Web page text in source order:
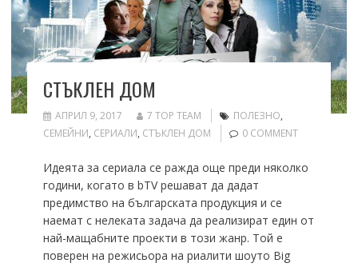
СТЪКЛЕН ДОМ
АПРИЛ 9, 2017 7 TOP TEAM ПОЛЕЗНО,
СЕМЕЙНИ, СЕРИАЛИ, СТЪКЛЕН ДОМ 0 COMMENT
Идеята за сериала се ражда още преди няколко
години, когато в bTV решават да дадат
предимство на българската продукция и се
наемат с нелеката задача да реализират един от
най-мащабните проекти в този жанр. Той е
поверен на режисьора на риалити шоуто Big